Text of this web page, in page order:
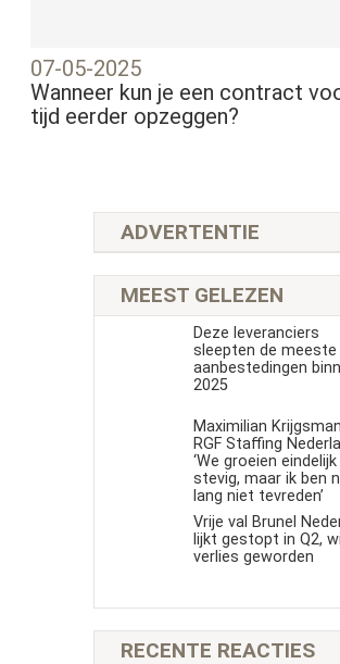
07-05-2025
Wanneer kun je een contract
tijd eerder opzeggen?
ADVERTENTIE
MEEST GELEZEN
Deze leveranciers
sleepten de meeste
aanbestedingen
2025
Maximilian
RGF Staffing
‘We groeien
stevig, maar ik ben
lang niet tevreden’
Vrije val Brunel
lijkt gestopt in Q2,
verlies geworden
RECENTE REACTIES